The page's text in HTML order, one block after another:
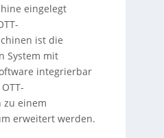
eingelegt
ist die
System mit
integrierbar
zu einem
erweitert werden.